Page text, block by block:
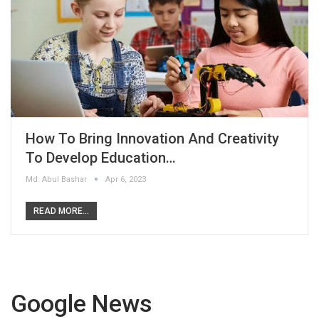
How To Bring Innovation And Creativity
To Develop Education…
Md. Abul Bashar Apr 6, 2023
READ MORE...
Google News